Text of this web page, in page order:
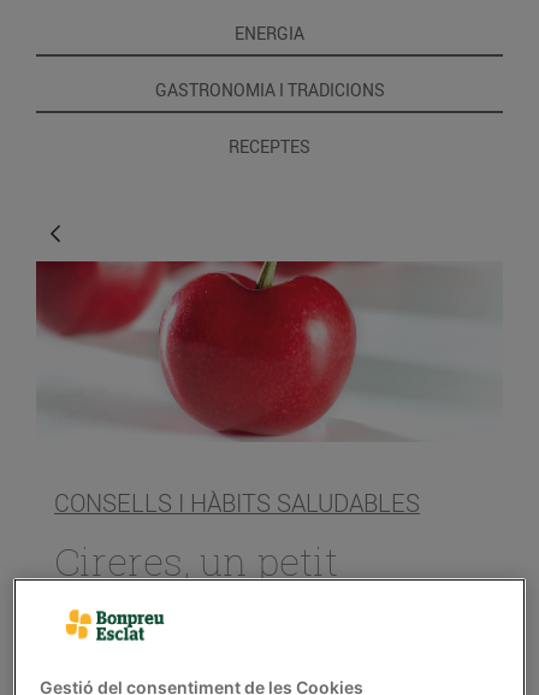
ENERGIA
GASTRONOMIA I TRADICIONS
RECEPTES
CONSELLS I HÀBITS SALUDABLES
Cireres, un petit
caramel
14/de juny/2019
Gestió del consentiment de les Cookies